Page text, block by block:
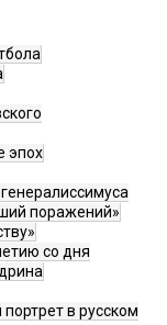
эпох
поражений»
со дня
в русском